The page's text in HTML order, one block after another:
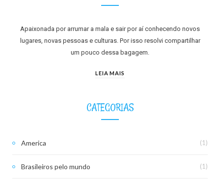
Apaixonada por arrumar a mala e sair por aí conhecendo novos
lugares, novas pessoas e culturas. Por isso resolvi compartilhar
um pouco dessa bagagem.
LEIA MAIS
CATEGORIAS
America (1)
Brasileiros pelo mundo (1)